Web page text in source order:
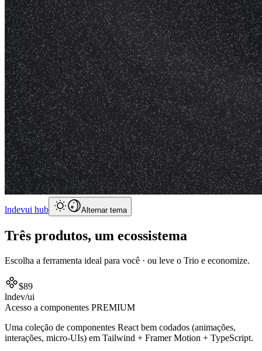
lndevui hub Alternar tema
Três produtos, um ecossistema
Escolha a ferramenta ideal para você · ou leve o Trio e economize.
$89
lndev/ui
Acesso a componentes PREMIUM
Uma coleção de componentes React bem codados (animações,
interações, micro-UIs) em Tailwind + Framer Motion + TypeScript.